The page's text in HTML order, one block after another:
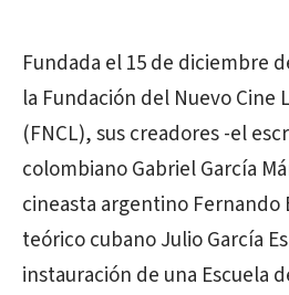
Fundada el 15 de diciembre
la Fundación del Nuevo Cine
(FNCL), sus creadores -el
colombiano Gabriel García
cineasta argentino Fernando
teórico cubano Julio García
instauración de una Escuela